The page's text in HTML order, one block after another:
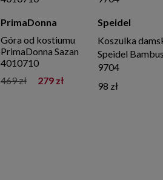
PrimaDonna
Góra od kostiumu
PrimaDonna Sazan
4010710
469 zł
279 zł
Speidel
Koszulka
Speidel
9704
98 zł